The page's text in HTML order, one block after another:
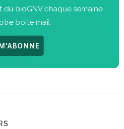
du bioGNV chaque semaine
boite mail